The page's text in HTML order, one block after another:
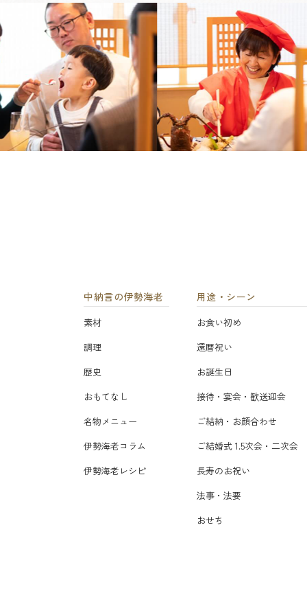
中納言の伊勢海老
素材
調理
歴史
おもてなし
名物メニュー
伊勢海老コラム
伊勢海老レシピ
用途・シーン
お食い初め
還暦祝い
お誕生日
接待・宴会・歓送迎会
ご結納・お顔合わせ
ご結婚式 1.5次会・二次会
長寿のお祝い
法事・法要
おせち